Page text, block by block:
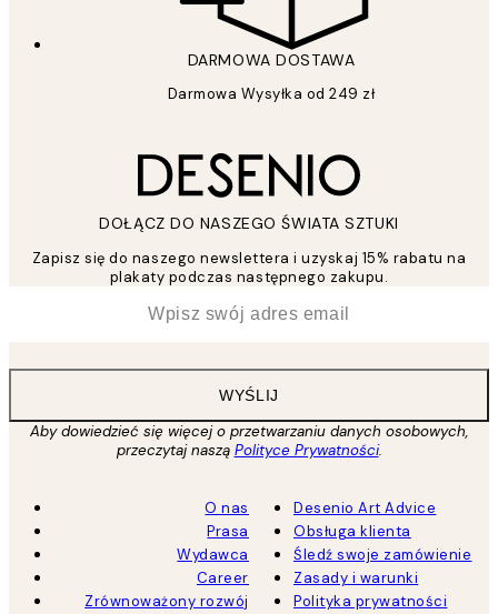
DARMOWA DOSTAWA
Darmowa Wysyłka od 249 zł
DOŁĄCZ DO NASZEGO ŚWIATA SZTUKI
Zapisz się do naszego newslettera i uzyskaj 15% rabatu na
plakaty podczas następnego zakupu.
WYŚLIJ
Aby dowiedzieć się więcej o przetwarzaniu danych osobowych,
przeczytaj naszą Polityce Prywatności.
O nas
Prasa
Wydawca
Career
Zrównoważony rozwój
Desenio Art Advice
Obsługa klienta
Śledź swoje zamówienie
Zasady i warunki
Polityka prywatności